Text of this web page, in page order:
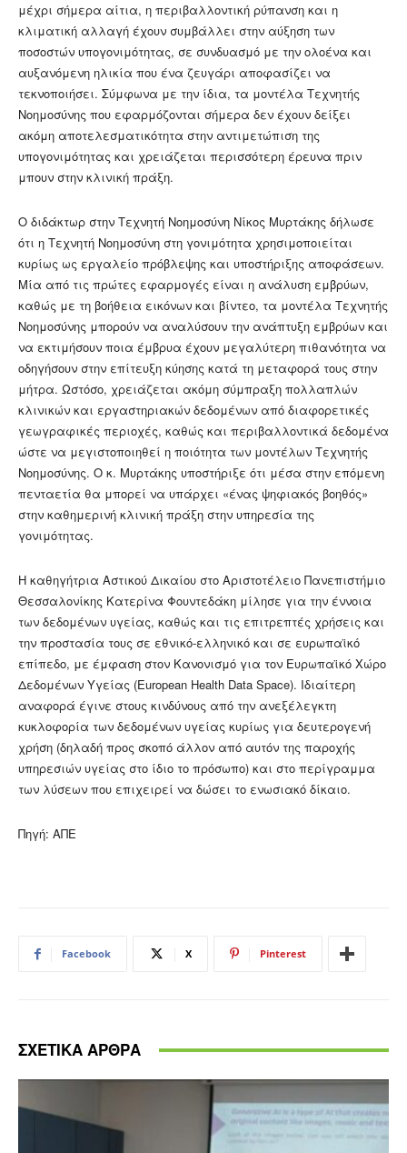
μέχρι σήμερα αίτια, η περιβαλλοντική ρύπανση και η
κλιματική αλλαγή έχουν συμβάλλει στην αύξηση των
ποσοστών υπογονιμότητας, σε συνδυασμό με την ολοένα και
αυξανόμενη ηλικία που ένα ζευγάρι αποφασίζει να
τεκνοποιήσει. Σύμφωνα με την ίδια, τα μοντέλα Τεχνητής
Νοημοσύνης που εφαρμόζονται σήμερα δεν έχουν δείξει
ακόμη αποτελεσματικότητα στην αντιμετώπιση της
υπογονιμότητας και χρειάζεται περισσότερη έρευνα πριν
μπουν στην κλινική πράξη.
Ο διδάκτωρ στην Τεχνητή Νοημοσύνη Νίκος Μυρτάκης δήλωσε
ότι η Τεχνητή Νοημοσύνη στη γονιμότητα χρησιμοποιείται
κυρίως ως εργαλείο πρόβλεψης και υποστήριξης αποφάσεων.
Μία από τις πρώτες εφαρμογές είναι η ανάλυση εμβρύων,
καθώς με τη βοήθεια εικόνων και βίντεο, τα μοντέλα Τεχνητής
Νοημοσύνης μπορούν να αναλύσουν την ανάπτυξη εμβρύων και
να εκτιμήσουν ποια έμβρυα έχουν μεγαλύτερη πιθανότητα να
οδηγήσουν στην επίτευξη κύησης κατά τη μεταφορά τους στην
μήτρα. Ωστόσο, χρειάζεται ακόμη σύμπραξη πολλαπλών
κλινικών και εργαστηριακών δεδομένων από διαφορετικές
γεωγραφικές περιοχές, καθώς και περιβαλλοντικά δεδομένα
ώστε να μεγιστοποιηθεί η ποιότητα των μοντέλων Τεχνητής
Νοημοσύνης. Ο κ. Μυρτάκης υποστήριξε ότι μέσα στην επόμενη
πενταετία θα μπορεί να υπάρχει «ένας ψηφιακός βοηθός»
στην καθημερινή κλινική πράξη στην υπηρεσία της
γονιμότητας.
Η καθηγήτρια Αστικού Δικαίου στο Αριστοτέλειο Πανεπιστήμιο
Θεσσαλονίκης Κατερίνα Φουντεδάκη μίλησε για την έννοια
των δεδομένων υγείας, καθώς και τις επιτρεπτές χρήσεις και
την προστασία τους σε εθνικό-ελληνικό και σε ευρωπαϊκό
επίπεδο, με έμφαση στον Κανονισμό για τον Ευρωπαϊκό Χώρο
Δεδομένων Υγείας (European Health Data Space). Iδιαίτερη
αναφορά έγινε στους κινδύνους από την ανεξέλεγκτη
κυκλοφορία των δεδομένων υγείας κυρίως για δευτερογενή
χρήση (δηλαδή προς σκοπό άλλον από αυτόν της παροχής
υπηρεσιών υγείας στο ίδιο το πρόσωπο) και στο περίγραμμα
των λύσεων που επιχειρεί να δώσει το ενωσιακό δίκαιο.
Πηγή: ΑΠΕ
Facebook X Pinterest
ΣΧΕΤΙΚΑ ΑΡΘΡΑ